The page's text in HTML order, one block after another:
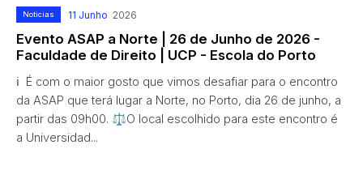
Noticias 11 Junho 2026
Evento ASAP a Norte | 26 de Junho de 2026 -
Faculdade de Direito | UCP - Escola do Porto
ℹ️ É com o maior gosto que vimos desafiar para o encontro
da ASAP que terá lugar a Norte, no Porto, dia 26 de junho, a
partir das 09h00. ⚖️O local escolhido para este encontro é
a Universidad...